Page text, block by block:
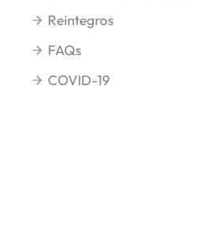
Reintegros
FAQs
COVID-19